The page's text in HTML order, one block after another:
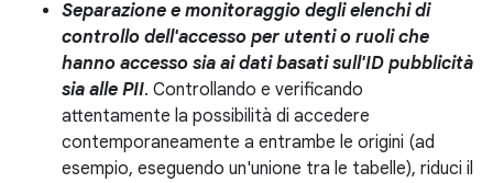
Separazione e monitoraggio degli elenchi di
controllo dell'accesso per utenti o ruoli che
hanno accesso sia ai dati basati sull'ID pubblicità
sia alle PII. Controllando e verificando
attentamente la possibilità di accedere
contemporaneamente a entrambe le origini (ad
esempio, eseguendo un'unione tra le tabelle), riduci il